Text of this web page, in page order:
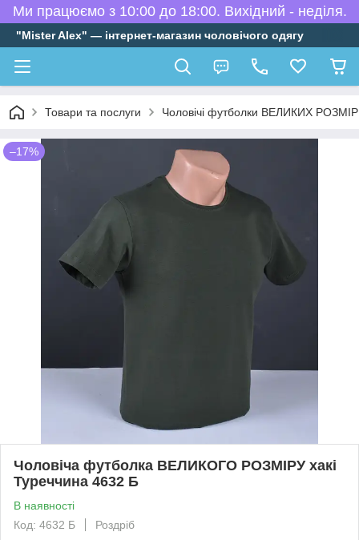
Ми працюємо з 10:00 до 18:00. Вихідний - неділя.
"Mister Alex" — інтернет-магазин чоловічого одягу
Товари та послуги Чоловічі футболки ВЕЛИКИХ
–17%
Чоловіча футболка ВЕЛИКОГО РОЗМІРУ хакі
Туреччина 4632 Б
В наявності
Код: 4632 Б
Роздріб